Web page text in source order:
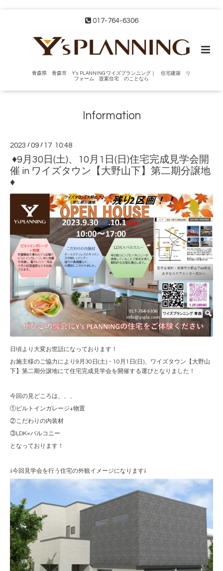
017-764-6306
青森県 青森市 Y's PLANNING ワイズプランニング｜ 住宅建築 リ
フォーム 提案住宅 のことなら
Information
2023 /09 / 17 10:48
♦9月30日(土)、10月1日(日)住宅完成見学会開
催 in ワイズタウン【大野山下】第二期分譲地
♦
日頃より大変お世話になっております！
お施主様のご協力により9月30日(土)・10月1日(日)、ワイズタウン【大野山
下】第二期分譲地にて住宅完成見学会を開催する運びとなりました！
今回の見どころは、、、
①ビルトインガレージ+物置
②こだわりの内装材
③LDK×バルコニー
となっております！
↓今回見学会を行う住宅の外観イメージになります↓